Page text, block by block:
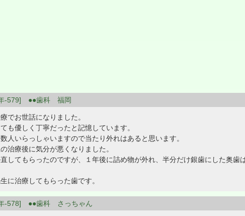
-579] ●●歯科 福岡
でお世話になりました。
も優しく丁寧だったと記憶しています。
人いらっしゃいますので当たり外れはあると思います。
治療後に気分が悪くなりました。
してもらったのですが、１年後に詰め物が外れ、半分だけ銀歯にした奥
に治療してもらった歯です。
-578] ●●歯科 さっちゃん